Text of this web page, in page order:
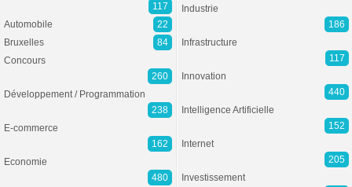
117
Automobile
22
Bruxelles
84
Concours
260
Développement / Programmation
238
E-commerce
162
Economie
480
Industrie
186
Infrastructure
117
Innovation
440
Intelligence Artificielle
152
Internet
205
Investissement